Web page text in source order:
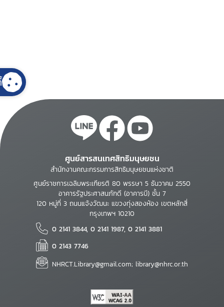
ศูนย์สารสนเทศสิทธิมนุษยชน
สำนักงานคณะกรรมการสิทธิมนุษยชนแห่งชาติ
ศูนย์ราชการเฉลิมพระเกียรติ 80 พรรษา 5 ธันวาคม 2550
อาคารรัฐประศาสนภักดี (อาคารบี) ชั้น 7
120 หมู่ที่ 3 ถนนแจ้งวัฒนะ แขวงทุ่งสองห้อง เขตหลักสี่
กรุงเทพฯ 10210
0 2141 3844, 0 2141 1987, 0 2141 3881
0 2143 7746
NHRCT.Library@gmail.com; library@nhrc.or.th